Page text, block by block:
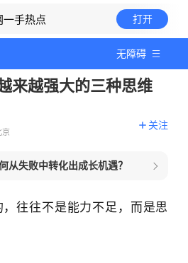
一手热点 打开
无障碍
来越强大的三种思维
京
关注
从失败中转化出成长机遇？
往往不是能力不足，而是思